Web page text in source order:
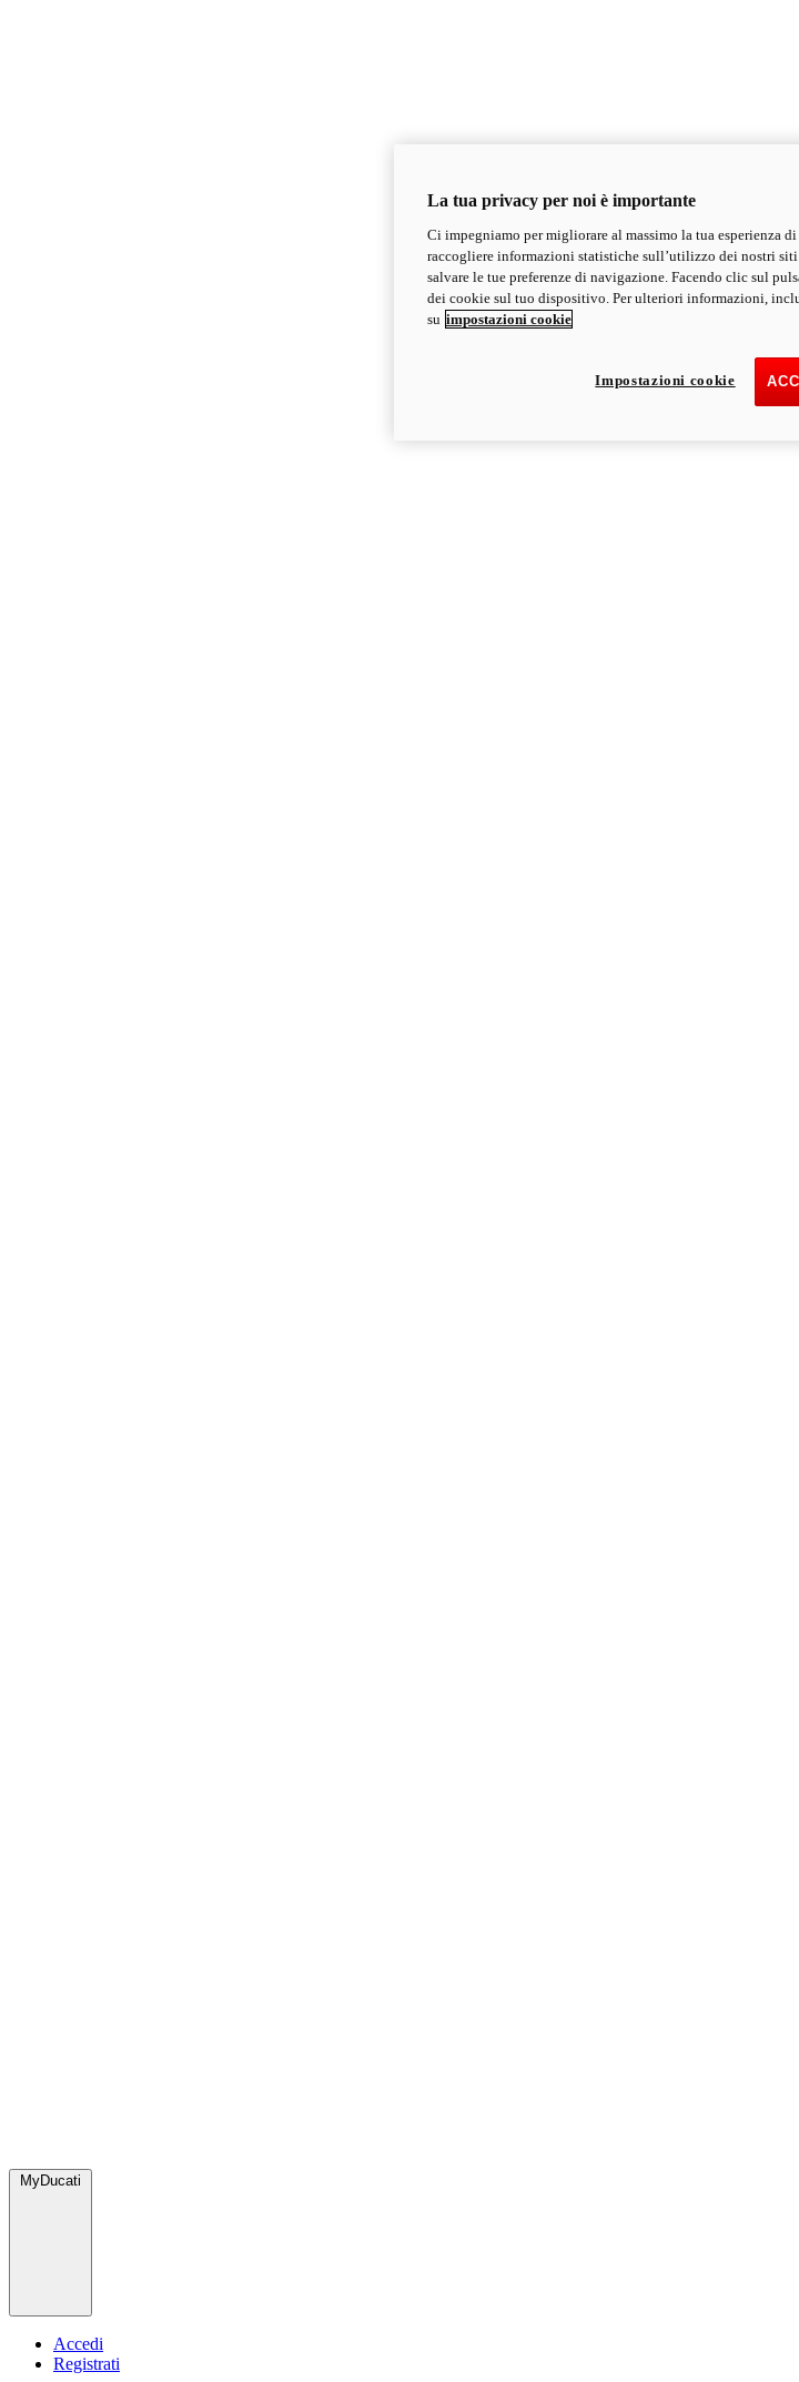
MyDucati
Accedi
Registrati
La tua privacy per noi è importante
Ci impegniamo per migliorare al massimo la tua esperienza
raccogliere informazioni statistiche sull’utilizzo dei nostri
salvare le tue preferenze di navigazione. Facendo clic sul
dei cookie sul tuo dispositivo. Per ulteriori informazioni,
su impostazioni cookie
Impostazioni cookie